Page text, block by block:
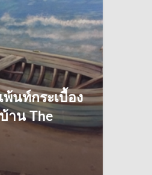
พ้นท์กระเบื้อง
าน The